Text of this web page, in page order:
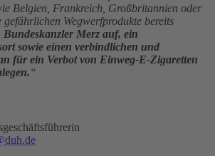
Belgien, Frankreich, Großbritannien oder
gefährlichen Wegwerfprodukte bereits
Merz auf, ein
sowie einen verbindlichen und
für ein Verbot von Einweg-E-Zigaretten
“